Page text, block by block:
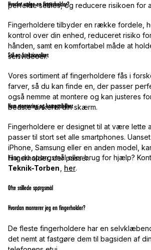
perfekte selfies, og reducere risikoen for
Hvorfor vælge en fingerholder?
Fingerholdere tilbyder en række fordele,
kontrol over din enhed, reduceret risiko
hånden, samt en komfortabel måde at
ser videoer.
Stil og funktionalitet
Vores sortiment af fingerholdere fås i
farver, så du kan finde en, der passer
også nemme at montere og kan justeres
bedste vinkel til din skærm.
Nem montering og kompatibilitet
Fingerholdere er designet til at være lette
passer til stort set alle smartphones.
iPhone, Samsung eller en anden model,
fingerholder, der passer.
Har du spørgsmål eller brug for hjælp?
Teknik-Torben
her.
Ofte stillede spørgsmål
Hvordan monterer jeg en fingerholder?
De fleste fingerholdere har en
det nemt at fastgøre dem til bagsiden af